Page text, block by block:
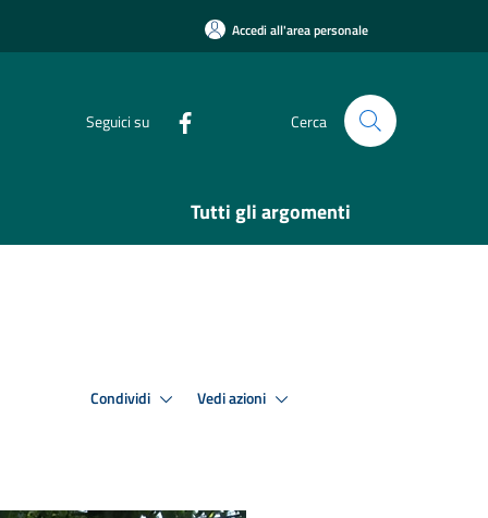
Accedi all'area personale
Seguici su Cerca
Tutti gli argomenti
Condividi Vedi azioni